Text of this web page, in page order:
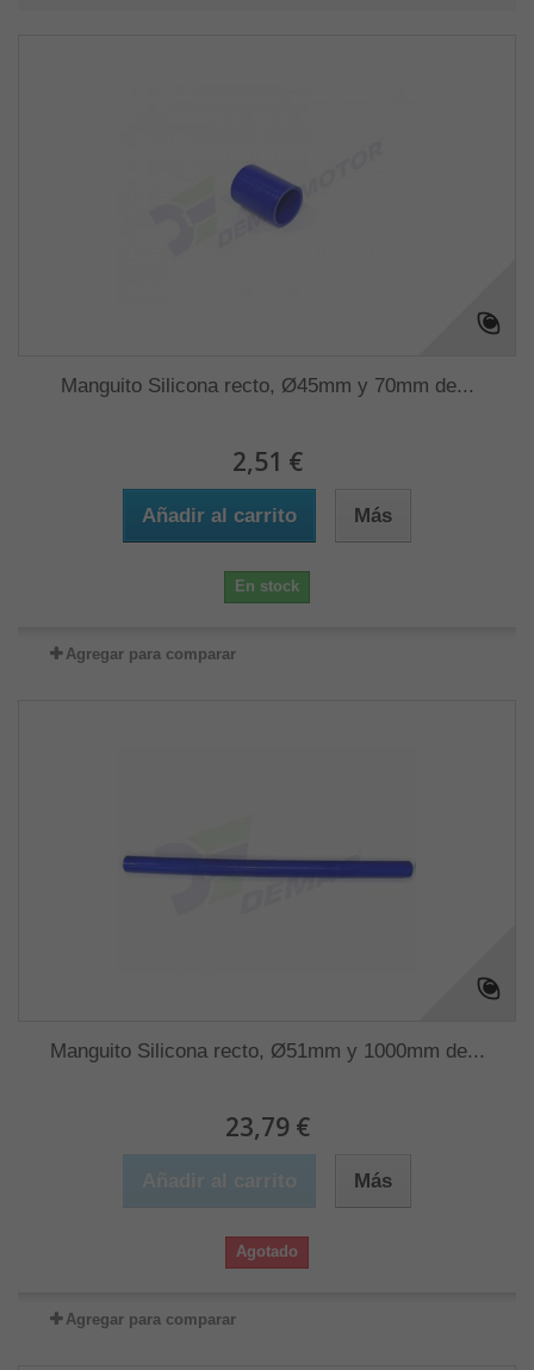
Manguito Silicona recto, Ø45mm y 70mm de...
2,51 €
Añadir al carrito Más
En stock
Agregar para comparar
Manguito Silicona recto, Ø51mm y 1000mm de...
23,79 €
Más
Agotado
Agregar para comparar